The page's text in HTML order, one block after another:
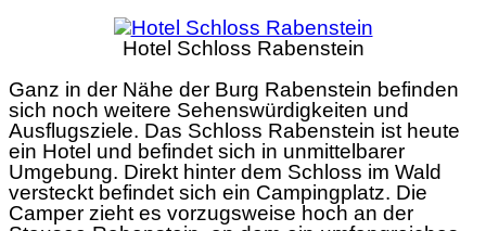
Hotel Schloss Rabenstein
Ganz in der Nähe der Burg Rabenstein befinden
sich noch weitere Sehenswürdigkeiten und
Ausflugsziele. Das Schloss Rabenstein ist heute
ein Hotel und befindet sich in unmittelbarer
Umgebung. Direkt hinter dem Schloss im Wald
versteckt befindet sich ein Campingplatz. Die
Camper zieht es vorzugsweise hoch an der